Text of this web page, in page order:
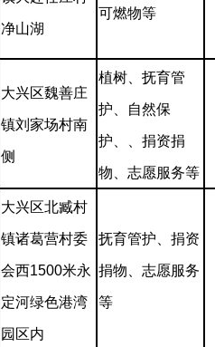
净山湖
可燃物等
大兴区魏善庄
镇刘家场村南
侧
植树、抚育管
护、自然保
护、、捐资捐
物、志愿服务等
大兴区北臧村
镇诸葛营村委
会西1500米永
定河绿色港湾
园区内
抚育管护、捐资
捐物、志愿服务
等